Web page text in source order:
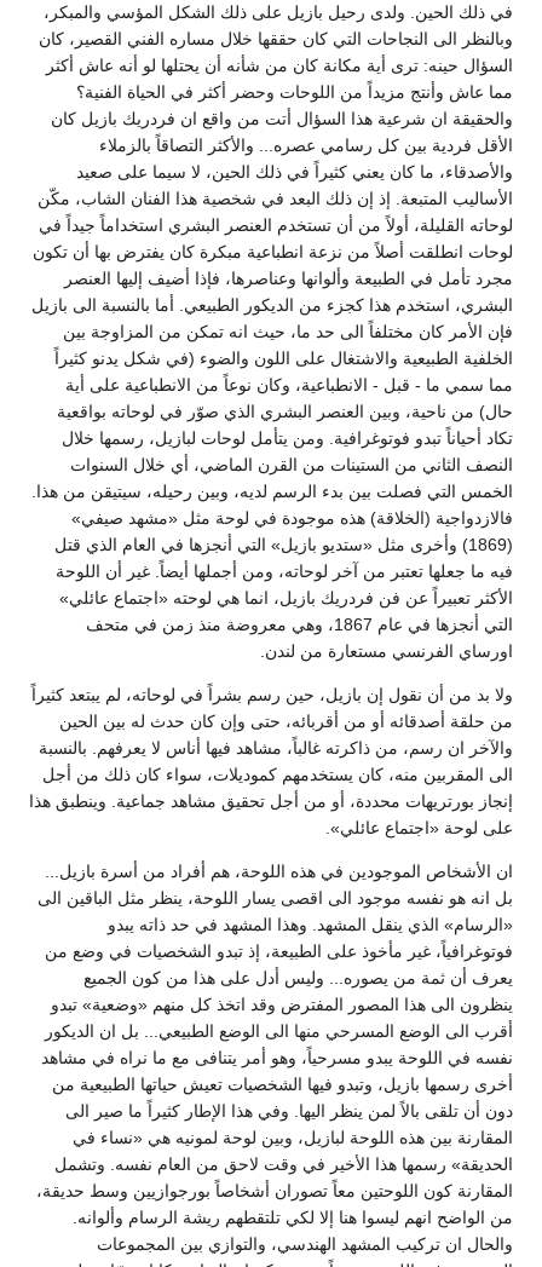
الحين. ولدى رحيل بازيل على ذلك الشكل المؤسي والمبكر،
الى النجاحات التي كان حققها خلال مساره الفني القصير، كان
حينه: ترى أية مكانة كان من شأنه أن يحتلها لو أنه عاش أكثر
وأنتج مزيداً من اللوحات وحضر أكثر في الحياة الفنية؟
ان شرعية هذا السؤال أتت من واقع ان فردريك بازيل كان
فردية بين كل رسامي عصره... والأكثر التصاقاً بالزملاء
ما كان يعني كثيراً في ذلك الحين، لا سيما على صعيد
المتبعة. إذ إن ذلك البعد في شخصية هذا الفنان الشاب، مكّن
القليلة، أولاً من أن تستخدم العنصر البشري استخداماً جيداً في
انطلقت أصلاً من نزعة انطباعية مبكرة كان يفترض بها أن تكون
تأمل في الطبيعة وألوانها وعناصرها، فإذا أضيف إليها العنصر
استخدم هذا كجزء من الديكور الطبيعي. أما بالنسبة الى بازيل
كان مختلفاً الى حد ما، حيث انه تمكن من المزاوجة بين
الطبيعية والاشتغال على اللون والضوء (في شكل يدنو كثيراً
ما - قبل - الانطباعية، وكان نوعاً من الانطباعية على أية
من ناحية، وبين العنصر البشري الذي صوّر في لوحاته بواقعية
أحياناً تبدو فوتوغرافية. ومن يتأمل لوحات لبازيل، رسمها خلال
الثاني من الستينات من القرن الماضي، أي خلال السنوات
التي فصلت بين بدء الرسم لديه، وبين رحيله، سيتيقن من هذا.
(الخلاقة) هذه موجودة في لوحة مثل «مشهد صيفي»
(1869) وأخرى مثل «ستديو بازيل» التي أنجزها في العام الذي قتل
جعلها تعتبر من آخر لوحاته، ومن أجملها أيضاً. غير أن اللوحة
تعبيراً عن فن فردريك بازيل، انما هي لوحته «اجتماع عائلي»
التي أنجزها في عام 1867، وهي معروضة منذ زمن في متحف
الفرنسي مستعارة من لندن.
من أن نقول إن بازيل، حين رسم بشراً في لوحاته، لم يبتعد كثيراً
أصدقائه أو من أقربائه، حتى وإن كان حدث له بين الحين
ان رسم، من ذاكرته غالباً، مشاهد فيها أناس لا يعرفهم. بالنسبة
منه، كان يستخدمهم كموديلات، سواء كان ذلك من أجل
بورتريهات محددة، أو من أجل تحقيق مشاهد جماعية. وينطبق هذا
«اجتماع عائلي».
الموجودين في هذه اللوحة، هم أفراد من أسرة بازيل...
هو نفسه موجود الى اقصى يسار اللوحة، ينظر مثل الباقين الى
الذي ينقل المشهد. وهذا المشهد في حد ذاته يبدو
غير مأخوذ على الطبيعة، إذ تبدو الشخصيات في وضع من
أن ثمة من يصوره... وليس أدل على هذا من كون الجميع
الى هذا المصور المفترض وقد اتخذ كل منهم «وضعية» تبدو
الى الوضع المسرحي منها الى الوضع الطبيعي... بل ان الديكور
في اللوحة يبدو مسرحياً، وهو أمر يتنافى مع ما نراه في مشاهد
رسمها بازيل، وتبدو فيها الشخصيات تعيش حياتها الطبيعية من
تلقى بالاً لمن ينظر اليها. وفي هذا الإطار كثيراً ما صير الى
بين هذه اللوحة لبازيل، وبين لوحة لمونيه هي «نساء في
رسمها هذا الأخير في وقت لاحق من العام نفسه. وتشمل
كون اللوحتين معاً تصوران أشخاصاً بورجوازيين وسط حديقة،
انهم ليسوا هنا إلا لكي تلتقطهم ريشة الرسام وألوانه.
ان تركيب المشهد الهندسي، والتوازي بين المجموعات